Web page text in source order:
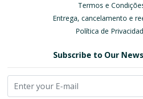
Termos e
Entrega, cancelamento e
Política de
Subscribe to Our